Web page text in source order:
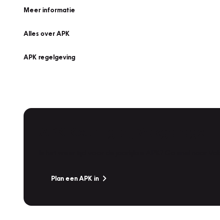
Meer informatie
Alles over APK
APK regelgeving
Plan een APK in